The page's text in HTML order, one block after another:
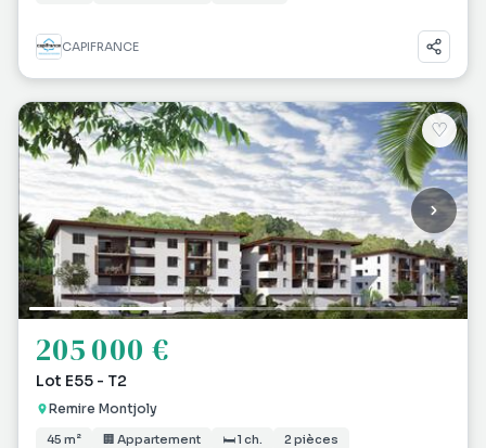
CAPIFRANCE
♡
205 000 €
Lot E55 - T2
Remire Montjoly
45 m² 🏢 Appartement 🛏 1 ch. 2 pièces